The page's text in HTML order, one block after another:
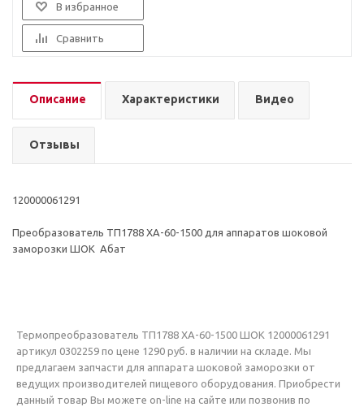
В избранное
Сравнить
Описание Характеристики Видео
Отзывы
120000061291
Преобразователь ТП1788 ХА-60-1500 для аппаратов шоковой
заморозки ШОК Абат
Термопреобразователь ТП1788 ХА-60-1500 ШОК 12000061291
артикул 0302259 по цене 1290 руб. в наличии на складе. Мы
предлагаем запчасти для аппарата шоковой заморозки от
ведущих производителей пищевого оборудования. Приобрести
данный товар Вы можете on-line на сайте или позвонив по